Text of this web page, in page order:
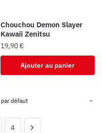
Chouchou Demon Slayer
Kawaii Zenitsu
19,90€
Ajouter au panier
4